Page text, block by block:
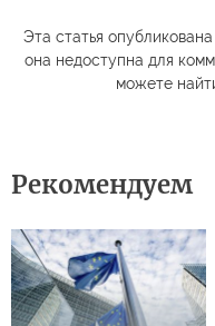
Эта статья
она недоступна для
можете
Рекомендуем